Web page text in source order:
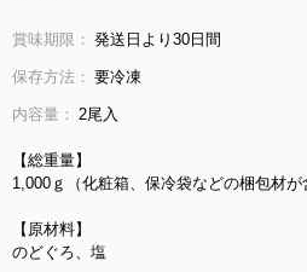
賞味期限： 発送日より30日間
保存方法： 要冷凍
内容量： 2尾入
【総重量】
1,000ｇ（化粧箱、保冷袋などの梱包材が
【原材料】
のどぐろ、塩